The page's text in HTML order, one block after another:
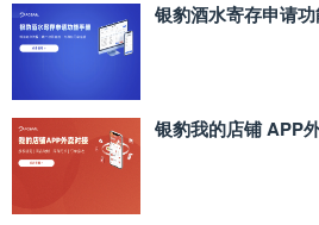
银豹酒水寄存申请
银豹我的店铺 APP